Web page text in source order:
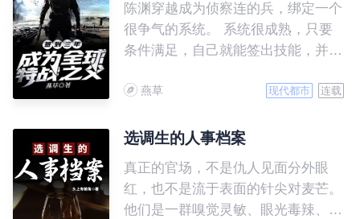
陈渊穿越成为侦察连的兵，绑定一个
很争气的系统。 系统很成熟，只要
条件满足，自己就能签出技能，并且
满，凡是他的技能，都会自行修炼，
他的系统实在太争气了，只是签到三
燕草 现代都市 连载
选调生的人事档案
真正的官场，不是仇人见面分外眼
红，也不是流于表面的针尖对麦芒。
他们是一群嗅觉灵敏、眼光毒辣、聪